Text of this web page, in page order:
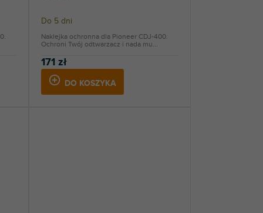
Do 5 dni
171 zł
DO KOSZYKA
Naklejka ochronna dla Pioneer CDJ-400.
Ochroni Twój odtwarzacz i nada mu...